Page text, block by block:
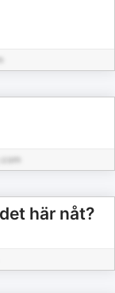
här nåt?